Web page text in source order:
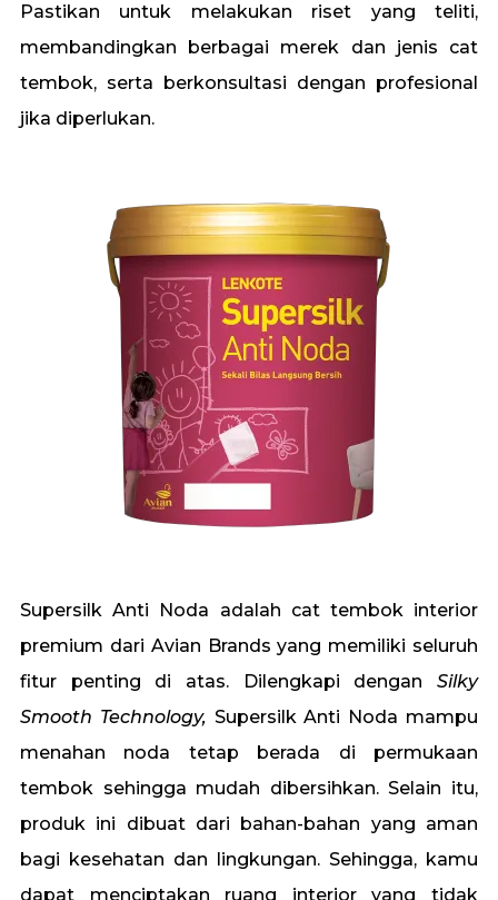
Pastikan untuk melakukan riset yang teliti,
membandingkan berbagai merek dan jenis cat
tembok, serta berkonsultasi dengan profesional
jika diperlukan.
Supersilk Anti Noda adalah cat tembok interior
premium dari Avian Brands yang memiliki seluruh
fitur penting di atas. Dilengkapi denganSilky
Smooth Technology, Supersilk Anti Noda mampu
menahan noda tetap berada di permukaan
tembok sehingga mudah dibersihkan. Selain itu,
produk ini dibuat dari bahan-bahan yang aman
bagi kesehatan dan lingkungan. Sehingga, kamu
dapat menciptakan ruang interior yang tidak